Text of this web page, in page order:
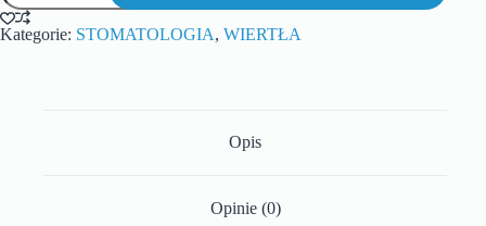
Kategorie: STOMATOLOGIA, WIERTŁA
Opis
Opinie (0)